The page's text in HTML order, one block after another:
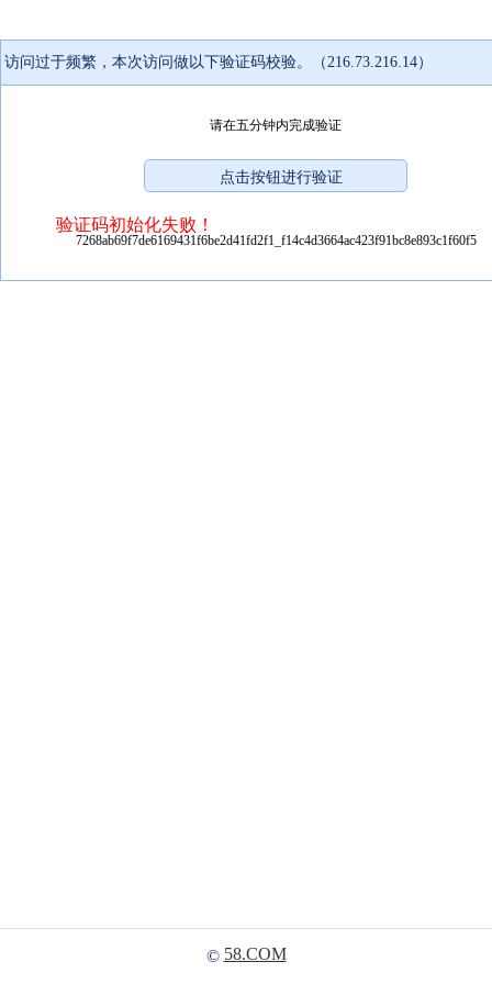
访问过于频繁，本次访问做以下验证码校验。（216.73.216.14）
请在五分钟内完成验证
验证码初始化失败！
7268ab69f7de6169431f6be2d41fd2f1_f14c4d3664ac423f91bc8e893c1f60f5
© 58.COM